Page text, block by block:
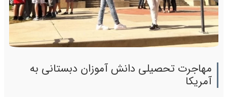
مهاجرت تحصیلی دانش آموزان دبستانی به
آمریکا